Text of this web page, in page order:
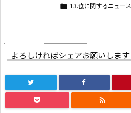
 13.食に関するニュース
よろしければシェアお願いします
